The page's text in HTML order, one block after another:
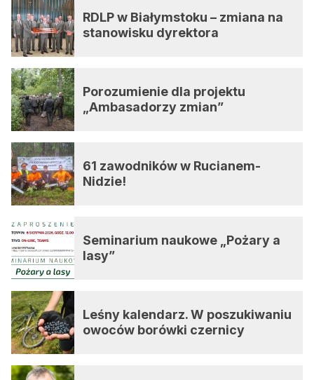
RDLP w Białymstoku – zmiana na
stanowisku dyrektora
Porozumienie dla projektu
„Ambasadorzy zmian”
61 zawodników w Rucianem-
Nidzie!
Seminarium naukowe „Pożary a
lasy”
Leśny kalendarz. W poszukiwaniu
owoców borówki czernicy